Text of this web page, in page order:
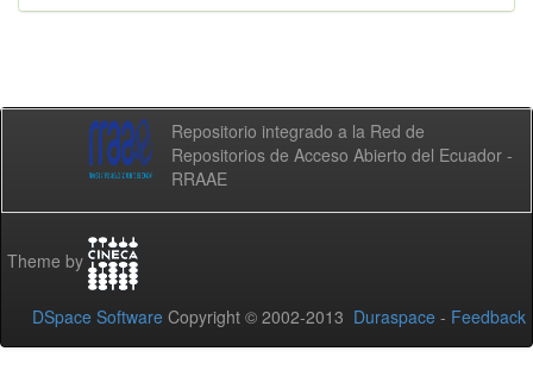
Repositorio integrado a la Red de
Repositorios de Acceso Abierto del Ecuador -
RRAAE
Theme by
DSpace Software Copyright © 2002-2013 Duraspace - Feedback